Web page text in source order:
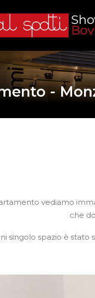
-
vediamo
che
singolo spazio è stato